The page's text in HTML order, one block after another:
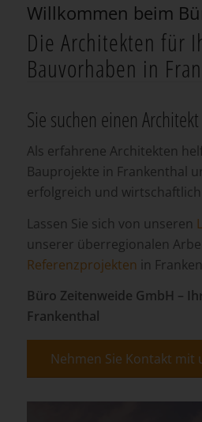
Willkommen beim
Die Architekten für
Bauvorhaben in
Sie suchen einen
Als erfahrene Architekten
Bauprojekte in Frankenthal
erfolgreich und
Lassen Sie sich von unseren
unserer überregionalen
Referenzprojekten in
Büro Zeitenweide GmbH –
Frankenthal
Nehmen Sie Kontakt mit